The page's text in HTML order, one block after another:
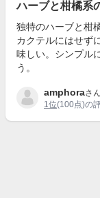
ハーブと柑橘系
独特のハーブと柑
カクテルにはせず
味しい。シンプル
う。
amphoraさ
1位(100点)の